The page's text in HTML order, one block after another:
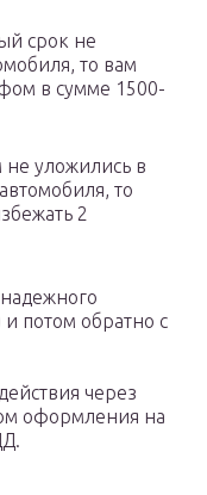
срок не
то вам
в сумме 1500-
уложились в
то
2
и потом обратно с
через
оформления на